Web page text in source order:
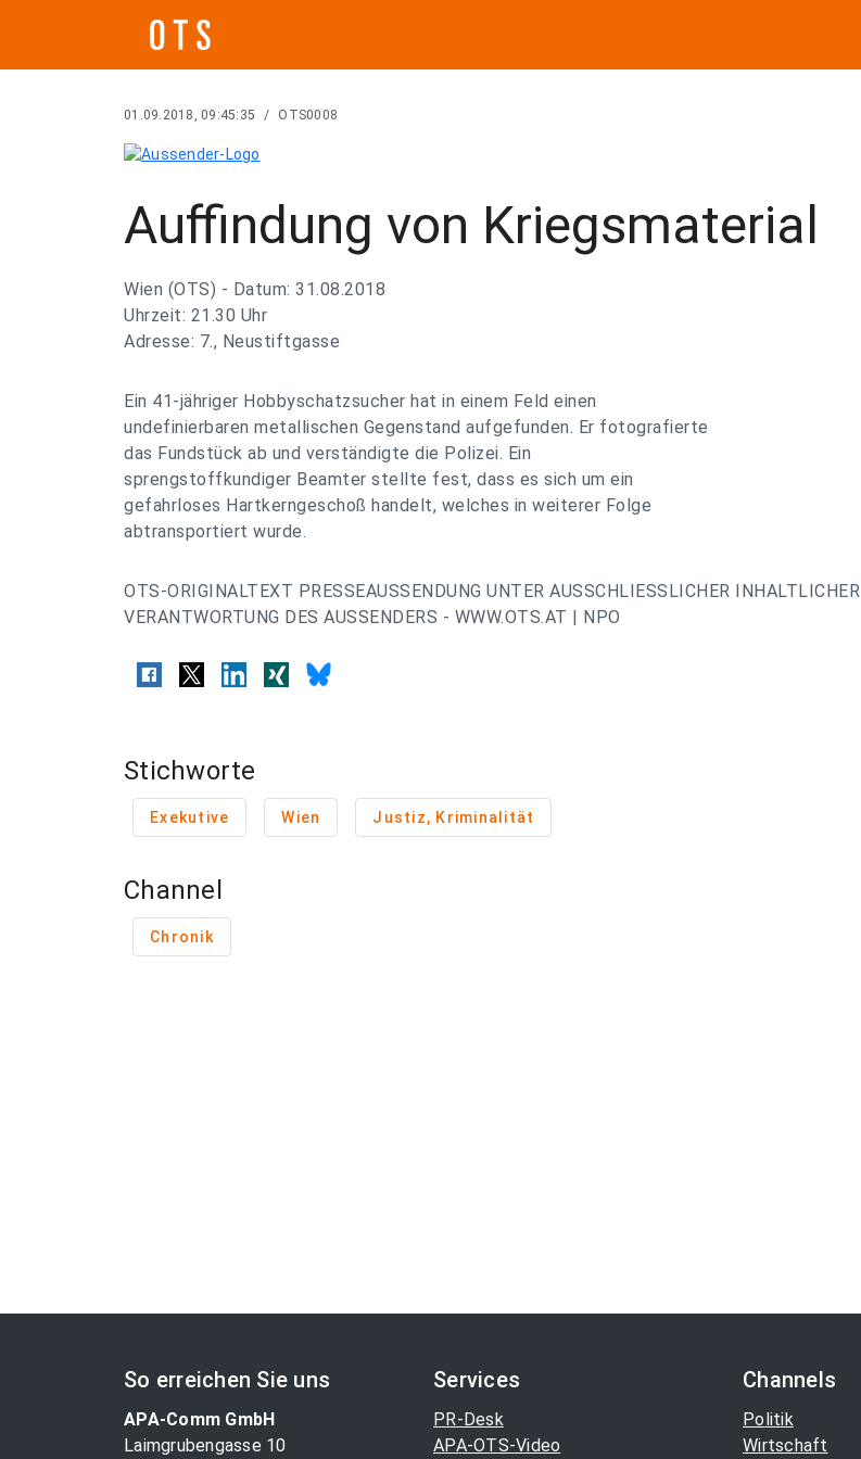
01.09.2018, 09:45:35 / OTS0008
Auffindung von Kriegsmaterial
Wien (OTS) - Datum: 31.08.2018
Uhrzeit: 21.30 Uhr
Adresse: 7., Neustiftgasse
Ein 41-jähriger Hobbyschatzsucher hat in einem Feld einen
undefinierbaren metallischen Gegenstand aufgefunden. Er fotografierte
das Fundstück ab und verständigte die Polizei. Ein
sprengstoffkundiger Beamter stellte fest, dass es sich um ein
gefahrloses Hartkerngeschoß handelt, welches in weiterer Folge
abtransportiert wurde.
OTS-ORIGINALTEXT PRESSEAUSSENDUNG UNTER AUSSCHLIESSLICHER INHALTLICHER
VERANTWORTUNG DES AUSSENDERS - WWW.OTS.AT | NPO
Stichworte
Exekutive Wien Justiz, Kriminalität
Channel
Chronik
So erreichen Sie uns
APA-Comm GmbH
Laimgrubengasse 10
Services
PR-Desk
APA-OTS-Video
Channels
Politik
Wirtschaft